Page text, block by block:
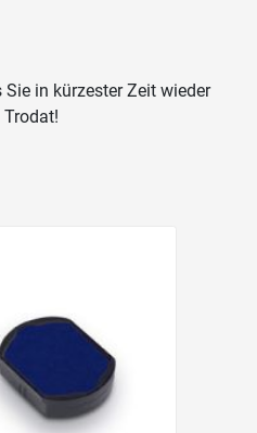
in kürzester Zeit wieder